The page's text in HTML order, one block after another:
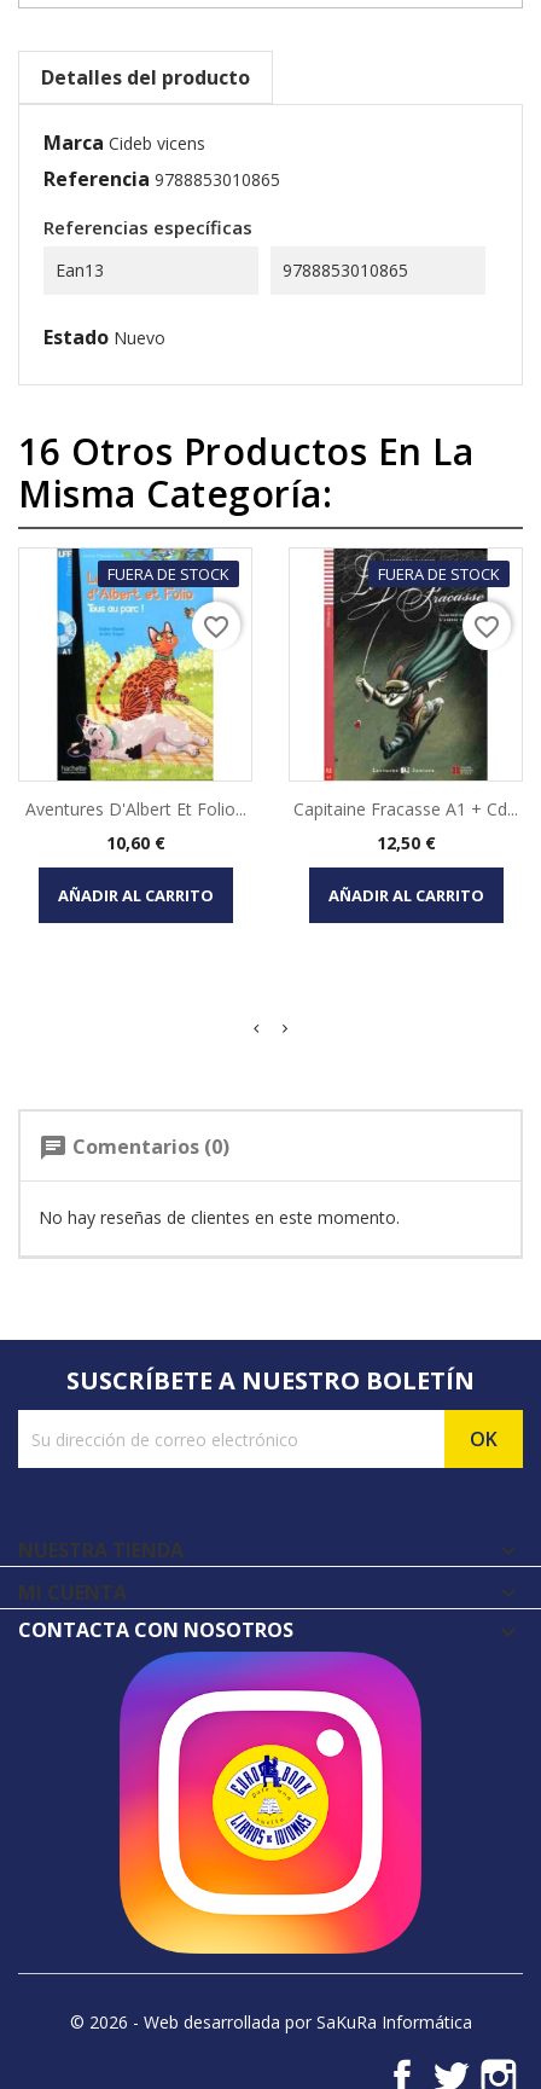
Detalles del producto
Marca Cideb vicens
Referencia 9788853010865
Referencias específicas
Ean13 9788853010865
Estado Nuevo
16 Otros Productos En La
Misma Categoría:
FUERA DE STOCK
Aventures D'Albert Et Folio...
Precio
10,60 €
AÑADIR AL CARRITO
favorite_border
FUERA DE STOCK
Capitaine Fracasse A1 + Cd...
Precio
12,50 €
AÑADIR AL CARRITO
favorite_border
chat Comentarios (0)
No hay reseñas de clientes en este momento.
SUSCRÍBETE A NUESTRO BOLETÍN
NUESTRA TIENDA 
MI CUENTA 
CONTACTA CON NOSOTROS
© 2026 - Web desarrollada por SaKuRa Informática